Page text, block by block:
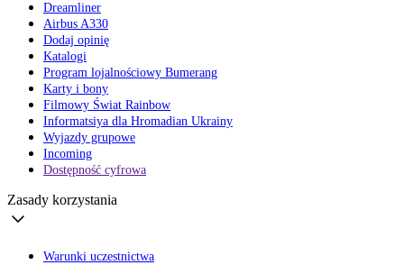
Dreamliner
Airbus A330
Dodaj opinię
Katalogi
Program lojalnościowy Bumerang
Karty i bony
Filmowy Świat Rainbow
Informatsiya dla Hromadian Ukrainy
Wyjazdy grupowe
Incoming
Dostępność cyfrowa
Zasady korzystania
Warunki uczestnictwa